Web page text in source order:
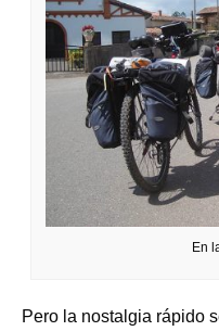
En
Pero la nostalgia rápido